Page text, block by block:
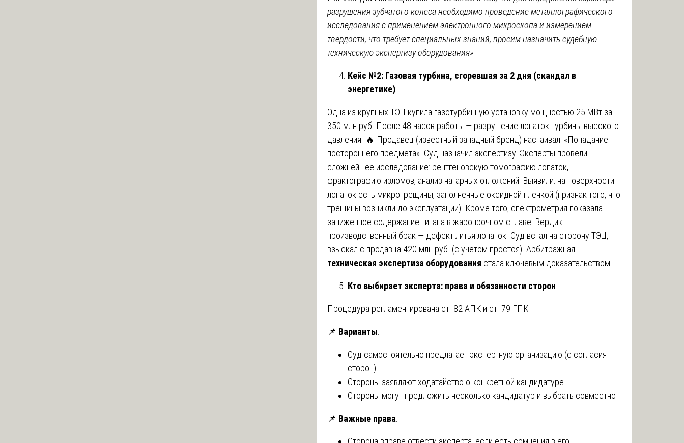
разрушения зубчатого колеса необходимо проведение металлографического
исследования с применением электронного микроскопа и измерением
твердости, что требует специальных знаний, просим назначить судебную
техническую экспертизу оборудования»
Кейс №2: Газовая турбина, сгоревшая за 2 дня (скандал в
энергетике)
Одна из крупных ТЭЦ купила газотурбинную установку мощностью 25 МВт за
350 млн руб. После 48 часов работы — разрушение лопаток турбины высокого
давления. 🔥 Продавец (известный западный бренд) настаивал: «Попадание
постороннего предмета». Суд назначил экспертизу. Эксперты провели
сложнейшее исследование: рентгеновскую томографию лопаток,
фрактографию изломов, анализ нагарных отложений. Выявили: на поверхности
лопаток есть микротрещины, заполненные оксидной пленкой (признак того, что
трещины возникли до эксплуатации). Кроме того, спектрометрия показала
заниженное содержание титана в жаропрочном сплаве. Вердикт:
производственный брак — дефект литья лопаток. Суд встал на сторону ТЭЦ,
взыскал с продавца 420 млн руб. (с учетом простоя). Арбитражная
техническая экспертиза оборудования стала ключевым доказательством.
Кто выбирает эксперта: права и обязанности сторон
Процедура регламентирована ст. 82 АПК и ст. 79 ГПК:
📌 Варианты:
Суд самостоятельно предлагает экспертную организацию (с согласия
сторон)
Стороны заявляют ходатайство о конкретной кандидатуре
Стороны могут предложить несколько кандидатур и выбрать совместно
📌 Важные права: